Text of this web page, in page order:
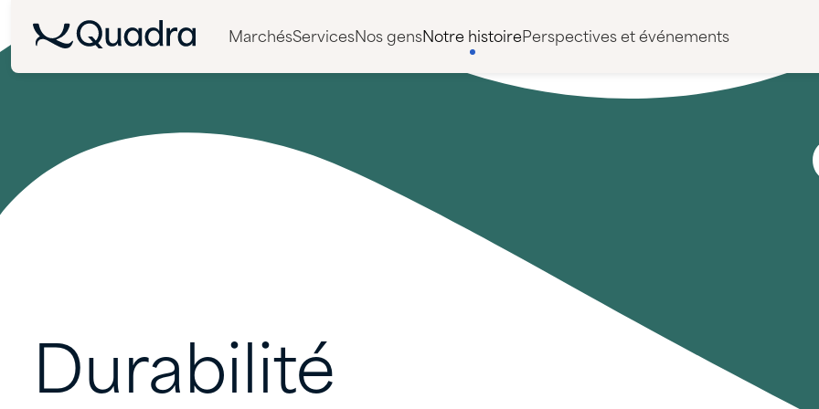
MarchésServicesNos gensNotre histoirePerspectives et événements
Durabilité